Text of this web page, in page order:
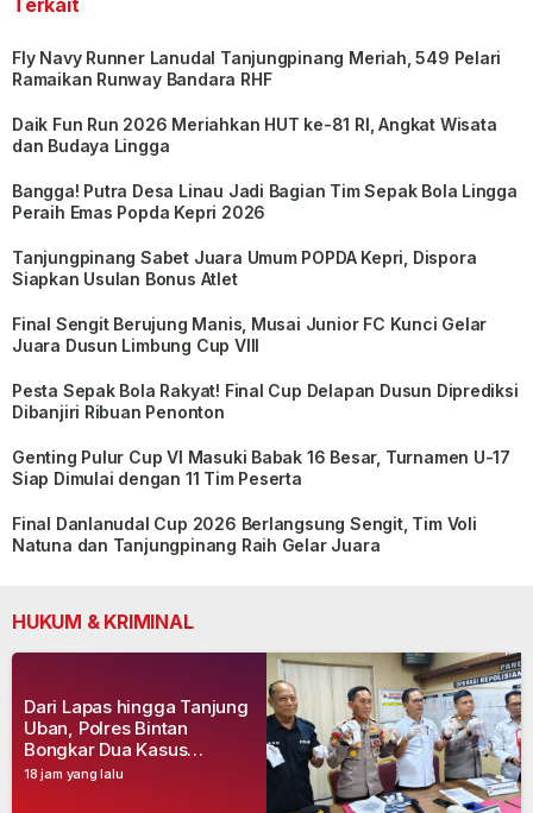
Fly Navy Runner Lanudal Tanjungpinang Meriah, 549 Pelari
Ramaikan Runway Bandara RHF
Daik Fun Run 2026 Meriahkan HUT ke-81 RI, Angkat Wisata
dan Budaya Lingga
Bangga! Putra Desa Linau Jadi Bagian Tim Sepak Bola Lingga
Peraih Emas Popda Kepri 2026
Tanjungpinang Sabet Juara Umum POPDA Kepri, Dispora
Siapkan Usulan Bonus Atlet
Final Sengit Berujung Manis, Musai Junior FC Kunci Gelar
Juara Dusun Limbung Cup VIII
Pesta Sepak Bola Rakyat! Final Cup Delapan Dusun Diprediksi
Dibanjiri Ribuan Penonton
Genting Pulur Cup VI Masuki Babak 16 Besar, Turnamen U-17
Siap Dimulai dengan 11 Tim Peserta
Final Danlanudal Cup 2026 Berlangsung Sengit, Tim Voli
Natuna dan Tanjungpinang Raih Gelar Juara
HUKUM & KRIMINAL
18 jam yang lalu
Dari Lapas hingga Tanjung
Uban, Polres Bintan
Bongkar Dua Kasus
Narkoba, Empat Tersangka